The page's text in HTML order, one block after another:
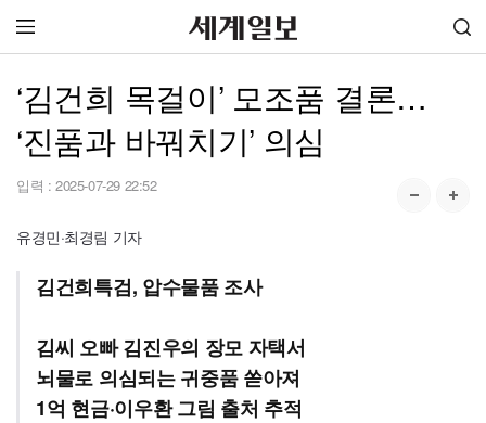
‘김건희 목걸이’ 모조품 결론…
‘진품과 바꿔치기’ 의심
입력 : 2025-07-29 22:52
유경민·최경림 기자
김건희특검, 압수물품 조사
김씨 오빠 김진우의 장모 자택서
뇌물로 의심되는 귀중품 쏟아져
1억 현금·이우환 그림 출처 추적